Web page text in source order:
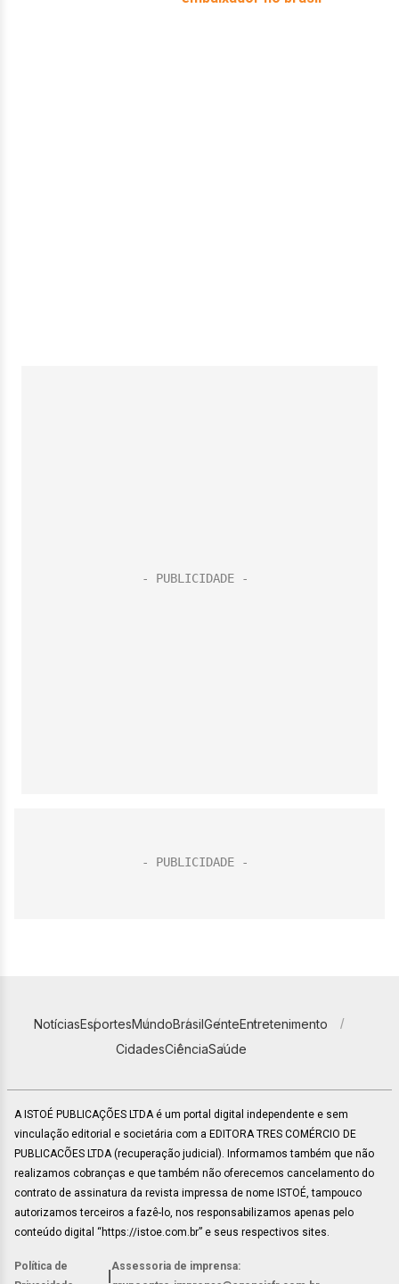
NotíciasEsportesMundoBrasilGenteEntretenimento
CidadesCiênciaSaúde
A ISTOÉ PUBLICAÇÕES LTDA é um portal digital independente e sem
vinculação editorial e societária com a EDITORA TRES COMÉRCIO DE
PUBLICACÕES LTDA (recuperação judicial). Informamos também que não
realizamos cobranças e que também não oferecemos cancelamento do
contrato de assinatura da revista impressa de nome ISTOÉ, tampouco
autorizamos terceiros a fazê-lo, nos responsabilizamos apenas pelo
conteúdo digital “https://istoe.com.br” e seus respectivos sites.
Política de
Assessoria de imprensa: